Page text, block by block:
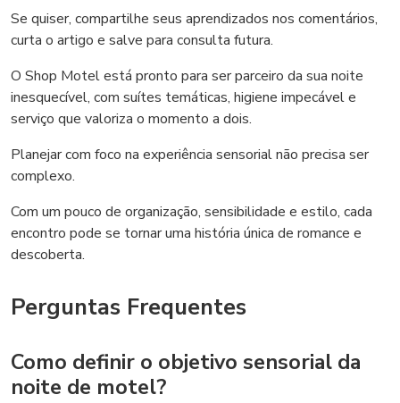
Se quiser, compartilhe seus aprendizados nos comentários,
curta o artigo e salve para consulta futura.
O Shop Motel está pronto para ser parceiro da sua noite
inesquecível, com suítes temáticas, higiene impecável e
serviço que valoriza o momento a dois.
Planejar com foco na experiência sensorial não precisa ser
complexo.
Com um pouco de organização, sensibilidade e estilo, cada
encontro pode se tornar uma história única de romance e
descoberta.
Perguntas Frequentes
Como definir o objetivo sensorial da
noite de motel?